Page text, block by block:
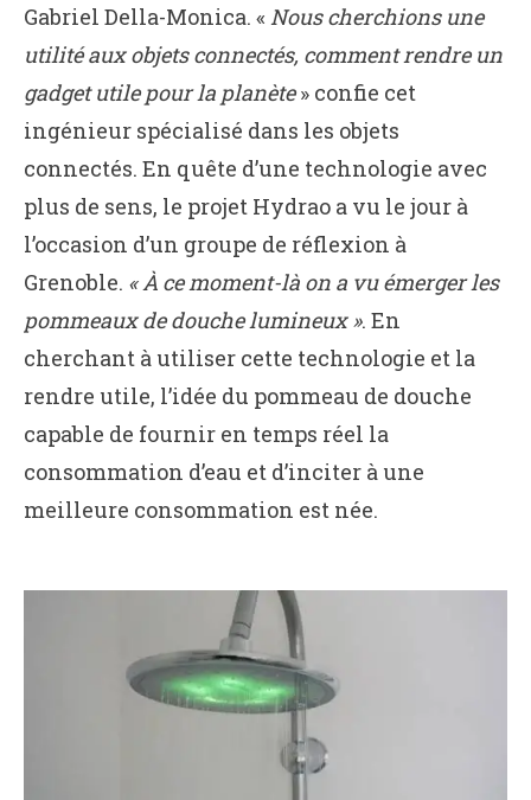
Gabriel Della-Monica. « Nous cherchions une
utilité aux objets connectés, comment rendre un
gadget utile pour la planète» confie cet
ingénieur spécialisé dans les objets
connectés. En quête d’une technologie avec
plus de sens, le projet Hydrao a vu le jour à
l’occasion d’un groupe de réflexion à
Grenoble. « À ce moment-là on a vu émerger les
pommeaux de douche lumineux ». En
cherchant à utiliser cette technologie et la
rendre utile, l’idée du pommeau de douche
capable de fournir en temps réel la
consommation d’eau et d’inciter à une
meilleure consommation est née.